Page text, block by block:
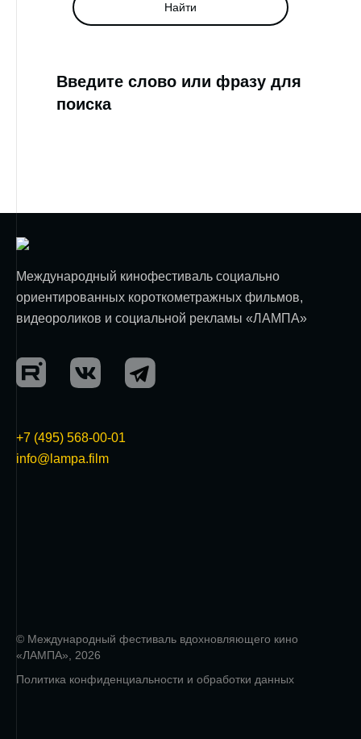
Найти
Введите слово или фразу для
поиска
Международный кинофестиваль социально
ориентированных короткометражных фильмов,
видеороликов и социальной рекламы «ЛАМПА»
+7 (495) 568-00-01
info@lampa.film
© Международный фестиваль вдохновляющего кино
«ЛАМПА», 2026
Политика конфиденциальности и обработки данных